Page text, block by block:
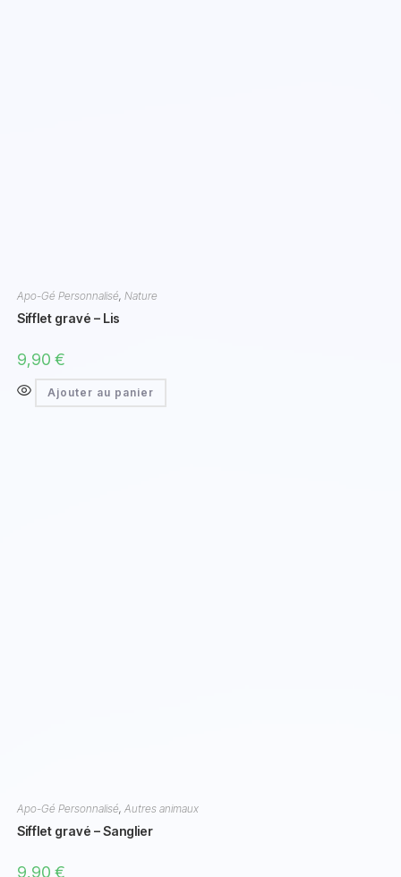
Apo-Gé Personnalisé, Nature
Sifflet gravé – Lis
9,90 €
Ajouter au panier
Apo-Gé Personnalisé, Autres animaux
Sifflet gravé – Sanglier
9,90 €